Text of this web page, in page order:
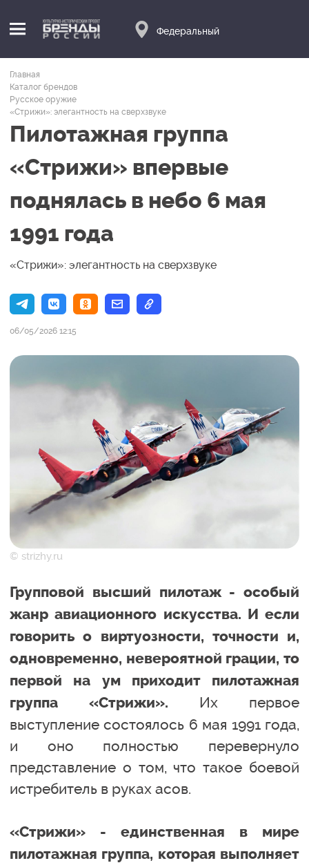
Федеральный
Главная
Каталог брендов
Русское оружие
«Стрижи»: элегантность на сверхзвуке
Пилотажная группа
«Стрижи» впервые
поднялась в небо 6 мая
1991 года
«Стрижи»: элегантность на сверхзвуке
06/05/2026 12:15
© strizhy.ru
Групповой высший пилотаж - особый
жанр авиационного искусства. И если
говорить о виртуозности, точности и,
одновременно, невероятной грации, то
первой на ум приходит пилотажная
группа «Стрижи». Их первое
выступление состоялось 6 мая 1991 года,
и оно полностью перевернуло
представление о том, что такое боевой
истребитель в руках асов.
«Стрижи» - единственная в мире
пилотажная группа, которая выполняет